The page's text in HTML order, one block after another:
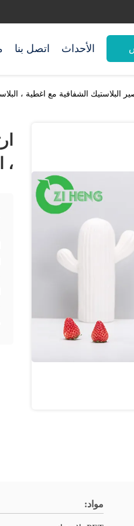
اتصل بنا الأحداث
البلاستيك الشفافية مع اغطية ،
،
مواد: